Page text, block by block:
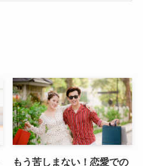
もう苦しまない！恋愛での